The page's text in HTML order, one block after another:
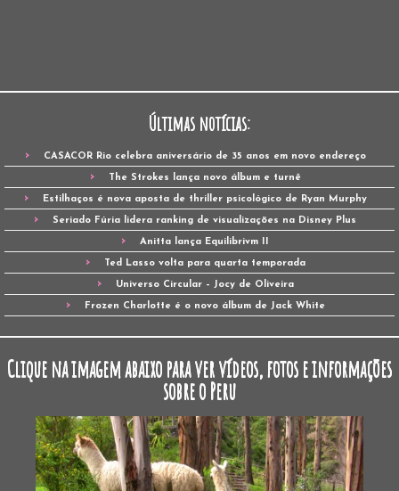
Últimas notícias:
CASACOR Rio celebra aniversário de 35 anos em novo endereço
The Strokes lança novo álbum e turnê
Estilhaços é nova aposta de thriller psicológico de Ryan Murphy
Seriado Fúria lidera ranking de visualizações na Disney Plus
Anitta lança Equilibrivm II
Ted Lasso volta para quarta temporada
Universo Circular – Jocy de Oliveira
Frozen Charlotte é o novo álbum de Jack White
Clique na imagem abaixo para ver vídeos, fotos e informações
sobre o Peru